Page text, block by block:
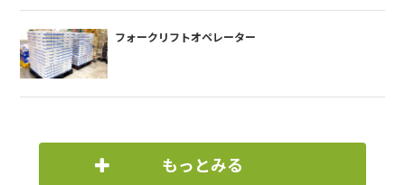
フォークリフトオペレーター
もっとみる